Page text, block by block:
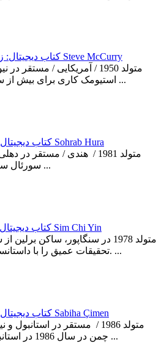
کتاب دیجیتال: زندگی و آثار استیومک کاری Steve McCurry
متولد 1950 / آمریکایی /
استیومک کاری برای بیش از سه دهه یکی از برجسته­ترین ...
کتاب دیجیتال: زندگی و آثار سهراب حورا Sohrab Hura
متولد 1981 / هندی / مستقر
سورئال سهراب حورا موقعیت او را با ...
کتاب دیجیتال: زندگی و آثار سیم چی یین Sim Chi Yin
تحقیقات عمیق را با داستان­سرایی صمیمی ترکیب می­کند. ...
کتاب دیجیتال: زندگی و آثارا صبیحه چمن Sabiha Çimen
متولد 1986 / مستقر در
چمن در سال 1986 در استانبول­، ترکیه متولد شد. او یک ...